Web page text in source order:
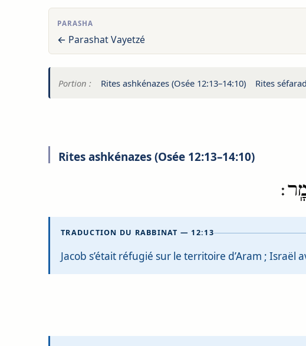
PARASHA
← Parashat Vayetzé
Portion : Rites ashkénazes (Osée 12:13–14:10) Rites
Rites ashkénazes (Osée 12:13–14:10)
TRADUCTION DU RABBINAT — 12:13
Jacob s’était réfugié sur le territoire d’Aram ;